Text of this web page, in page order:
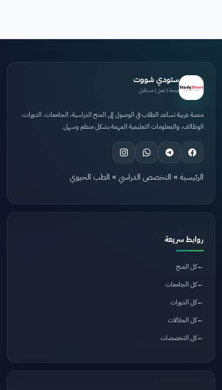
ستودي شووت
منحة | عمل | مستقبل
منصة عربية تساعد الطلاب في الوصول إلى المنح الدراسية، الجامعات، الدورات،
الوظائف، والمعلومات التعليمية المهمة بشكل منظم وسهل.
الرئيسية » التخصص الدراسي » الطب الحيوي
روابط سريعة
كل المنح
كل الجامعات
كل الدورات
كل المقالات
كل التخصصات